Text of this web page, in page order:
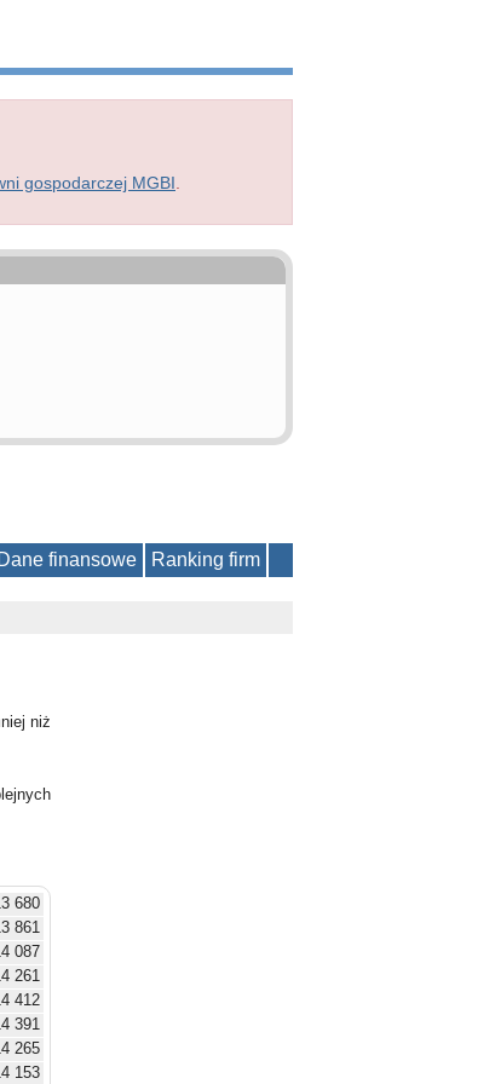
gospodarczej MGBI
Dane finansowe Ranking firm
niż
680
861
087
261
412
391
265
153